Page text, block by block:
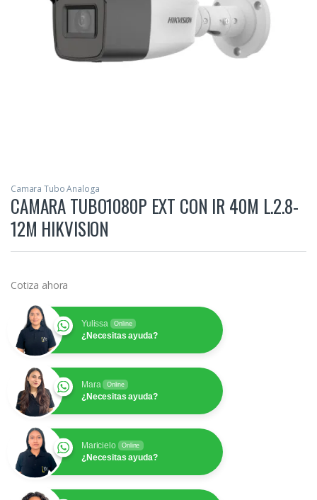
Camara Tubo Analoga
CAMARA TUBO1080P EXT CON IR 40M L.2.8-
12M HIKVISION
Cotiza ahora
Yulissa Online
¿Necesitas ayuda?
Mara Online
¿Necesitas ayuda?
Maricielo Online
¿Necesitas ayuda?